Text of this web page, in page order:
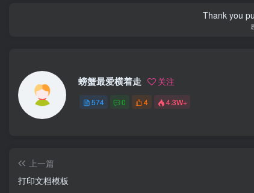
Thank you
螃蟹最爱横着走 关注
574 0 4 4.3W+
上一篇
打印文档模板